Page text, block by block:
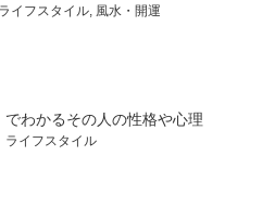
ライフスタイル, 風水・開運
でわかるその人の性格や心理
ライフスタイル